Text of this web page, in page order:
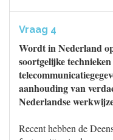
Vraag 4
Wordt in Nederland
soortgelijke
aanhouding van
Nederlandse
Recent hebben de